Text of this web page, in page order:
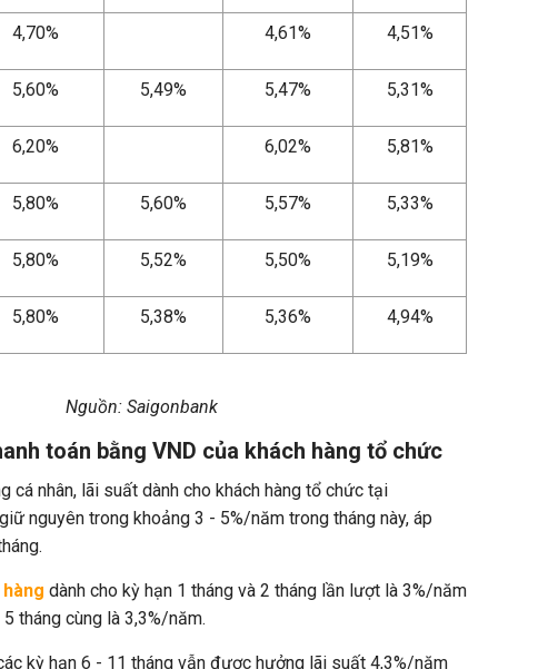
4,70% 4,61% 4,51%
5,60% 5,49% 5,47% 5,31%
6,20% 6,02% 5,81%
5,80% 5,60% 5,57% 5,33%
5,80% 5,52% 5,50% 5,19%
5,80% 5,38% 5,36% 4,94%
Nguồn: Saigonbank
toán bằng VND của khách hàng tổ chức
cá nhân, lãi suất dành cho khách hàng tổ chức tại
nguyên trong khoảng 3 - 5%/năm trong tháng này, áp
dành cho kỳ hạn 1 tháng và 2 tháng lần lượt là 3%/năm
tháng cùng là 3,3%/năm.
kỳ hạn 6 - 11 tháng vẫn được hưởng lãi suất 4,3%/năm